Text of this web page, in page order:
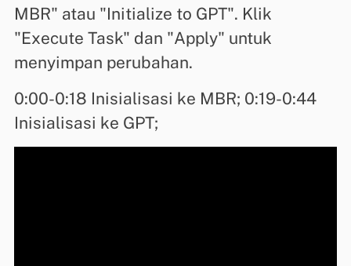
MBR" atau "Initialize to GPT". Klik
"Execute Task" dan "Apply" untuk
menyimpan perubahan.
0:00-0:18 Inisialisasi ke MBR; 0:19-0:44
Inisialisasi ke GPT;